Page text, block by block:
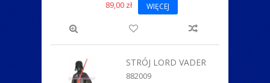
89,00 zł WIĘCEJ
STRÓJ LORD VADER
882009